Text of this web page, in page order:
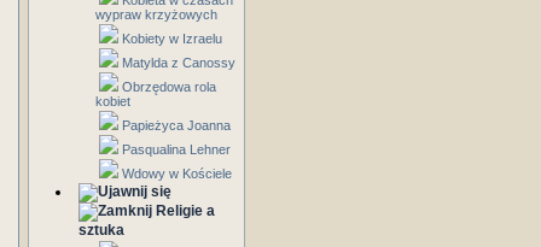
wypraw krzyżowych
Kobiety w Izraelu
Matylda z Canossy
Obrzędowa rola
kobiet
Papieżyca Joanna
Pasqualina Lehner
Wdowy w Kościele
Religie a
sztuka